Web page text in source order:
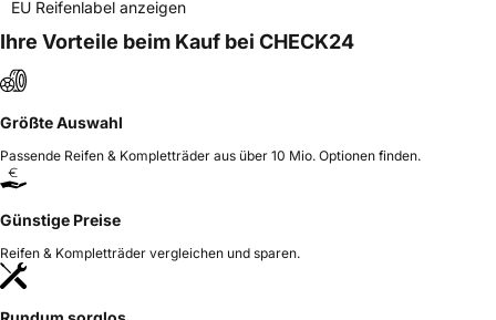
EU Reifenlabel anzeigen
Ihre Vorteile beim Kauf bei CHECK24
Größte Auswahl
Passende Reifen & Kompletträder aus über 10 Mio. Optionen finden.
Günstige Preise
Reifen & Kompletträder vergleichen und sparen.